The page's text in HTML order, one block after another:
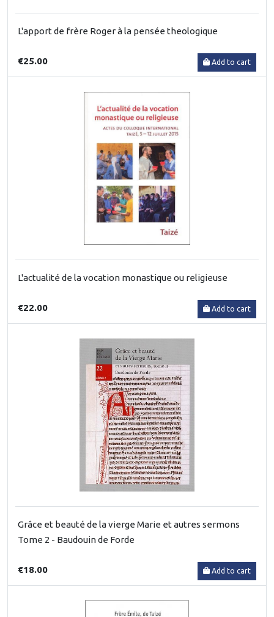
L'apport de frère Roger à la pensée theologique
€25.00 Add to cart
L'actualité de la vocation monastique ou religieuse
€22.00 Add to cart
Grâce et beauté de la vierge Marie et autres sermons
Tome 2 - Baudouin de Forde
€18.00 Add to cart